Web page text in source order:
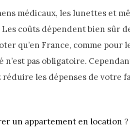
médicaux, les lunettes et
coûts dépendent bien sûr
qu’en France, comme pour
n’est pas obligatoire.
les dépenses de votre
un appartement en location ?